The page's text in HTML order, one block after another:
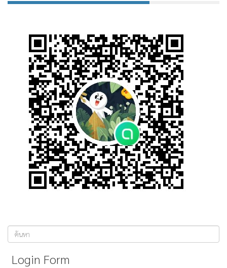
ค้นหา...
Login Form